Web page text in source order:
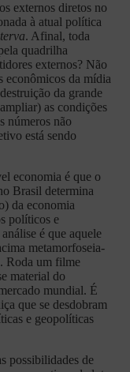
externos diretos no
à atual política
. Afinal, toda
quadrilha
externos? Não
econômicos da mídia
da grande
as condições
números não
está sendo
economia é que o
Brasil determina
da economia
políticos e
é que aquele
metamorfoseia-
Roda um filme
material do
mundial. É
que se desdobram
e geopolíticas
possibilidades de